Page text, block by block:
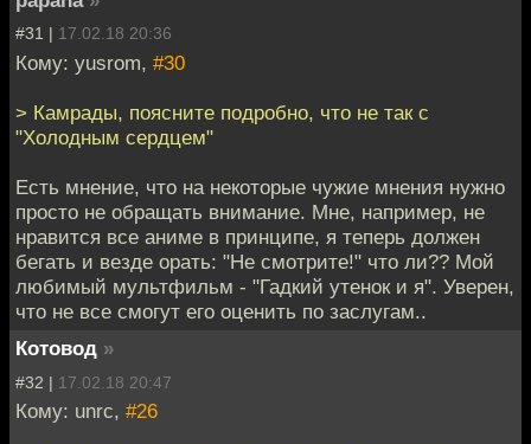
#31 | 17.02.18 20:36
Кому: yusrom, #30
> Камрады, поясните подробно, что не так с
"Холодным сердцем"
Есть мнение, что на некоторые чужие мнения нужно
просто не обращать внимание. Мне, например, не
нравится все аниме в принципе, я теперь должен
бегать и везде орать: "Не смотрите!" что ли?? Мой
любимый мультфильм - "Гадкий утенок и я". Уверен,
что не все смогут его оценить по заслугам..
Котовод »
#32 | 17.02.18 20:47
Кому: unrc, #26